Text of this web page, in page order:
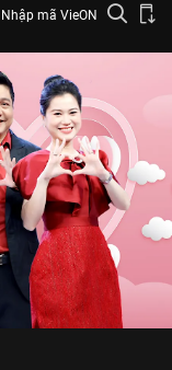
Nhập mã VieON